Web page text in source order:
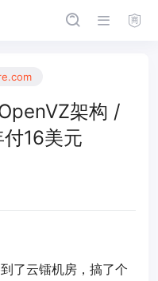
架构 /
16美元
了云镭机房，搞了个